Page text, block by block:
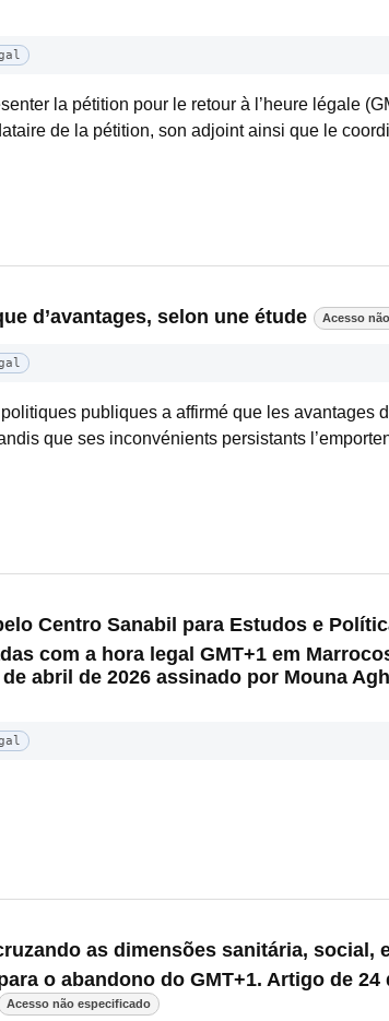
la pétition pour le retour à l’heure légale
de la pétition, son adjoint ainsi que le
d’avantages, selon une étude Acesso
publiques a affirmé que les avantages
que ses inconvénients persistants
Centro Sanabil para Estudos e
com a hora legal GMT+1 em
abril de 2026 assinado por Mouna
as dimensões sanitária, social,
o abandono do GMT+1. Artigo de
Acesso não especificado